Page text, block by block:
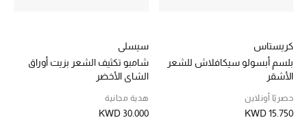
كريستاس
بلسم أبسولو سيكافلاش للشعر
الأشقر
حصريًا أونلاين
KWD 15.750
سيسلي
شامبو تكثيف الشعر بزيت أوراق
الشاي الأخضر
هدية مجانية
KWD 30.000